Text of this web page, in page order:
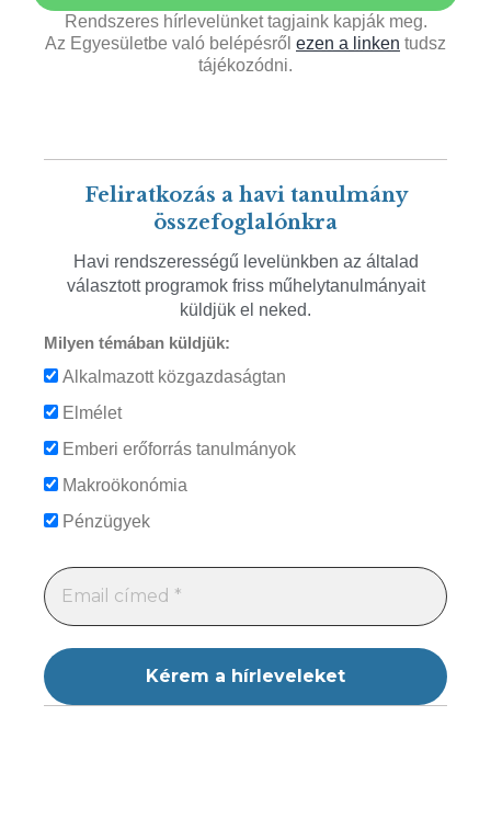
Rendszeres hírlevelünket tagjaink kapják meg.
Az Egyesületbe való belépésről ezen a linken tudsz
tájékozódni.
Feliratkozás a havi tanulmány
összefoglalónkra
Havi rendszerességű levelünkben az általad
választott programok friss műhelytanulmányait
küldjük el neked.
Milyen témában küldjük:
Alkalmazott közgazdaságtan
Elmélet
Emberi erőforrás tanulmányok
Makroökonómia
Pénzügyek